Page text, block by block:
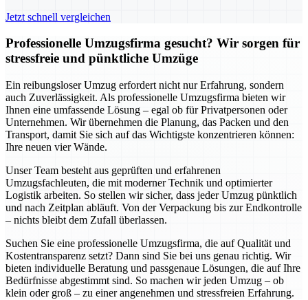
Jetzt schnell vergleichen
Professionelle Umzugsfirma gesucht? Wir sorgen für
stressfreie und pünktliche Umzüge
Ein reibungsloser Umzug erfordert nicht nur Erfahrung, sondern
auch Zuverlässigkeit. Als professionelle Umzugsfirma bieten wir
Ihnen eine umfassende Lösung – egal ob für Privatpersonen oder
Unternehmen. Wir übernehmen die Planung, das Packen und den
Transport, damit Sie sich auf das Wichtigste konzentrieren können:
Ihre neuen vier Wände.
Unser Team besteht aus geprüften und erfahrenen
Umzugsfachleuten, die mit moderner Technik und optimierter
Logistik arbeiten. So stellen wir sicher, dass jeder Umzug pünktlich
und nach Zeitplan abläuft. Von der Verpackung bis zur Endkontrolle
– nichts bleibt dem Zufall überlassen.
Suchen Sie eine professionelle Umzugsfirma, die auf Qualität und
Kostentransparenz setzt? Dann sind Sie bei uns genau richtig. Wir
bieten individuelle Beratung und passgenaue Lösungen, die auf Ihre
Bedürfnisse abgestimmt sind. So machen wir jeden Umzug – ob
klein oder groß – zu einer angenehmen und stressfreien Erfahrung.